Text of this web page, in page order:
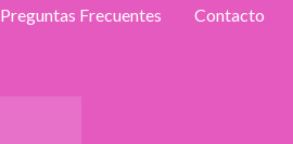
Preguntas Frecuentes Contacto